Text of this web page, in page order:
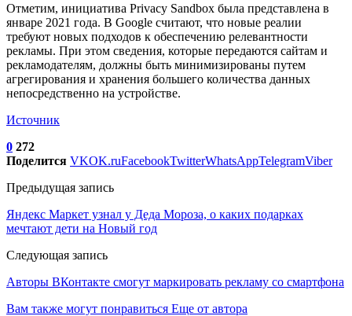
Отметим, инициатива Privacy Sandbox была представлена в
январе 2021 года. В Google считают, что новые реалии
требуют новых подходов к обеспечению релевантности
рекламы. При этом сведения, которые передаются сайтам и
рекламодателям, должны быть минимизированы путем
агрегирования и хранения большего количества данных
непосредственно на устройстве.
Источник
0 272
Поделится VKOK.ruFacebookTwitterWhatsAppTelegramViber
Предыдущая запись
Яндекс Маркет узнал у Деда Мороза, о каких подарках
мечтают дети на Новый год
Следующая запись
Авторы ВКонтакте смогут маркировать рекламу со смартфона
Вам также могут понравиться Еще от автора